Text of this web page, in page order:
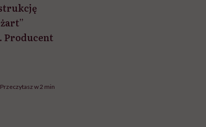
Producent
Przeczytasz w 2 min